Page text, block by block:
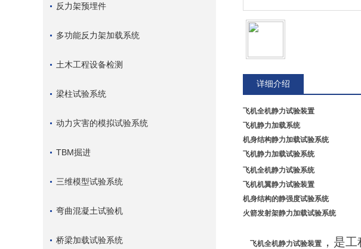
反力架预埋件
多功能反力架加载系统
土木工程设备检测
梁柱试验系统
动力灾害的模拟试验系统
TBM掘进
三维模型试验系统
弯曲混凝土试验机
桥梁加载试验系统
详细介绍
飞机全机静力试验装置
飞机静力加载系统
机身结构静力加载试验系统
飞机静力加载试验系统
飞机全机静力试验系统
飞机机翼静力试验装置
机身结构的静强度试验系统
火箭发射架静力加载试验系统
飞机全机静力试验装置
，是